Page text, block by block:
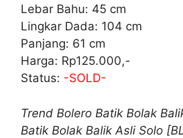
Lebar Bahu: 45 cm
Lingkar Dada: 104 cm
Panjang: 61 cm
Harga: Rp125.000,-
Status: -SOLD-
Trend Bolero Batik Bolak
Batik Bolak Balik Asli Solo